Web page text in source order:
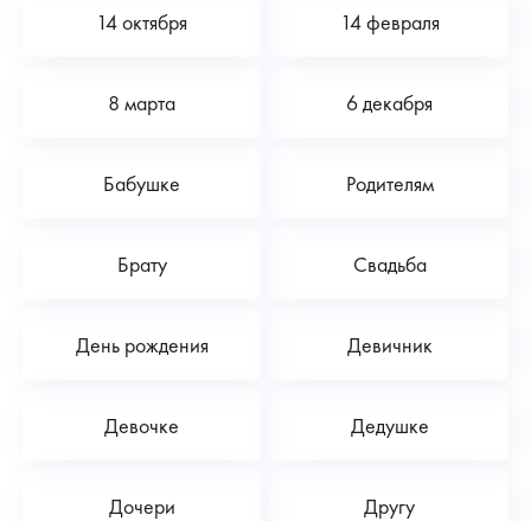
14 октября 14 февраля
8 марта 6 декабря
Бабушке Родителям
Брату Свадьба
День рождения Девичник
Девочке Дедушке
Дочери Другу